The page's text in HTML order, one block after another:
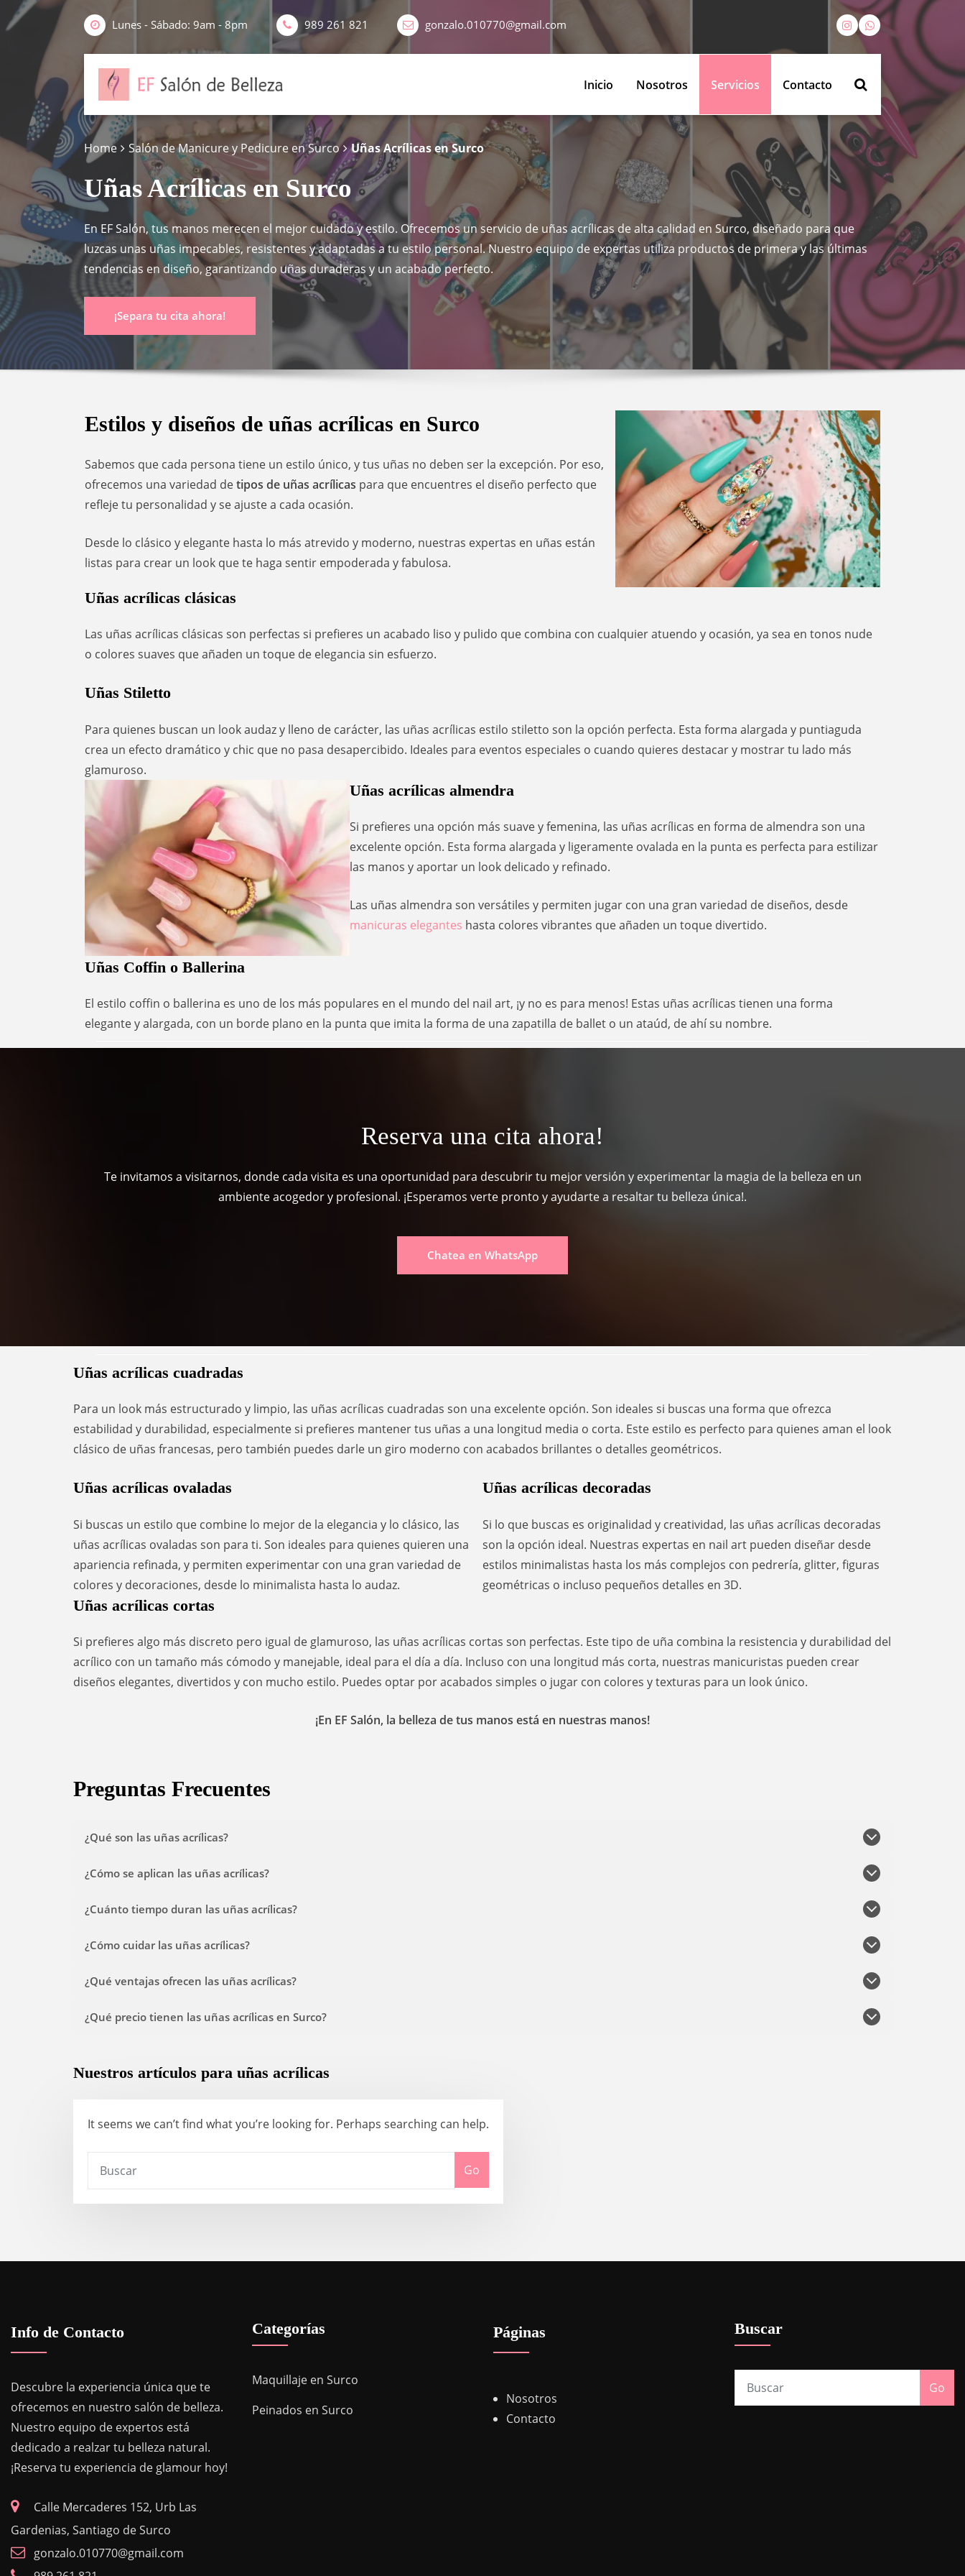
Lunes - Sábado: 9am - 8pm 989 261 821 gonzalo.010770@gmail.com
Inicio Nosotros Servicios Contacto
Home  Salón de Manicure y Pedicure en Surco  Uñas Acrílicas en Surco
Uñas Acrílicas en Surco
En EF Salón, tus manos merecen el mejor cuidado y estilo. Ofrecemos un servicio de uñas acrílicas de alta calidad en Surco, diseñado para que
luzcas unas uñas impecables, resistentes y adaptadas a tu estilo personal. Nuestro equipo de expertas utiliza productos de primera y las últimas
tendencias en diseño, garantizando uñas duraderas y un acabado perfecto.
¡Separa tu cita ahora!
Estilos y diseños de uñas acrílicas en Surco
Sabemos que cada persona tiene un estilo único, y tus uñas no deben ser la excepción. Por eso,
ofrecemos una variedad detipos de uñas acrílicas para que encuentres el diseño perfecto que
refleje tu personalidad y se ajuste a cada ocasión.
Desde lo clásico y elegante hasta lo más atrevido y moderno, nuestras expertas en uñas están
listas para crear un look que te haga sentir empoderada y fabulosa.
Uñas acrílicas clásicas
Las uñas acrílicas clásicas son perfectas si prefieres un acabado liso y pulido que combina con cualquier atuendo y ocasión, ya sea en tonos nude
o colores suaves que añaden un toque de elegancia sin esfuerzo.
Uñas Stiletto
Para quienes buscan un look audaz y lleno de carácter, las uñas acrílicas estilo stiletto son la opción perfecta. Esta forma alargada y puntiaguda
crea un efecto dramático y chic que no pasa desapercibido. Ideales para eventos especiales o cuando quieres destacar y mostrar tu lado más
glamuroso.
Uñas acrílicas almendra
Si prefieres una opción más suave y femenina, las uñas acrílicas en forma de almendra son una
excelente opción. Esta forma alargada y ligeramente ovalada en la punta es perfecta para estilizar
las manos y aportar un look delicado y refinado.
Las uñas almendra son versátiles y permiten jugar con una gran variedad de diseños, desde
manicuras elegantes hasta colores vibrantes que añaden un toque divertido.
Uñas Coffin o Ballerina
El estilo coffin o ballerina es uno de los más populares en el mundo del nail art, ¡y no es para menos! Estas uñas acrílicas tienen una forma
elegante y alargada, con un borde plano en la punta que imita la forma de una zapatilla de ballet o un ataúd, de ahí su nombre.
Reserva una cita ahora!
Te invitamos a visitarnos, donde cada visita es una oportunidad para descubrir tu mejor versión y experimentar la magia de la belleza en un
ambiente acogedor y profesional. ¡Esperamos verte pronto y ayudarte a resaltar tu belleza única!.
Chatea en WhatsApp
Uñas acrílicas cuadradas
Para un look más estructurado y limpio, las uñas acrílicas cuadradas son una excelente opción. Son ideales si buscas una forma que ofrezca
estabilidad y durabilidad, especialmente si prefieres mantener tus uñas a una longitud media o corta. Este estilo es perfecto para quienes aman el look
clásico de uñas francesas, pero también puedes darle un giro moderno con acabados brillantes o detalles geométricos.
Uñas acrílicas ovaladas
Si buscas un estilo que combine lo mejor de la elegancia y lo clásico, las
uñas acrílicas ovaladas son para ti. Son ideales para quienes quieren una
apariencia refinada, y permiten experimentar con una gran variedad de
colores y decoraciones, desde lo minimalista hasta lo audaz.
Uñas acrílicas decoradas
Si lo que buscas es originalidad y creatividad, las uñas acrílicas decoradas
son la opción ideal. Nuestras expertas en nail art pueden diseñar desde
estilos minimalistas hasta los más complejos con pedrería, glitter, figuras
geométricas o incluso pequeños detalles en 3D.
Uñas acrílicas cortas
Si prefieres algo más discreto pero igual de glamuroso, las uñas acrílicas cortas son perfectas. Este tipo de uña combina la resistencia y durabilidad del
acrílico con un tamaño más cómodo y manejable, ideal para el día a día. Incluso con una longitud más corta, nuestras manicuristas pueden crear
diseños elegantes, divertidos y con mucho estilo. Puedes optar por acabados simples o jugar con colores y texturas para un look único.
¡En EF Salón, la belleza de tus manos está en nuestras manos!
Preguntas Frecuentes
¿Qué son las uñas acrílicas?
¿Cómo se aplican las uñas acrílicas?
¿Cuánto tiempo duran las uñas acrílicas?
¿Cómo cuidar las uñas acrílicas?
¿Qué ventajas ofrecen las uñas acrílicas?
¿Qué precio tienen las uñas acrílicas en Surco?
Nuestros artículos para uñas acrílicas
It seems we can’t find what you’re looking for. Perhaps searching can help.
Go
Info de Contacto
Descubre la experiencia única que te
ofrecemos en nuestro salón de belleza.
Nuestro equipo de expertos está
dedicado a realzar tu belleza natural.
¡Reserva tu experiencia de glamour hoy!
Calle Mercaderes 152, Urb Las
Gardenias, Santiago de Surco
gonzalo.010770@gmail.com
Categorías
Maquillaje en Surco
Peinados en Surco
Páginas
Nosotros
Contacto
Buscar
Go